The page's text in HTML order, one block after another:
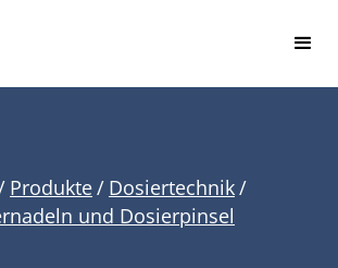
Produkte/ Dosiertechnik/
und Dosierpinsel